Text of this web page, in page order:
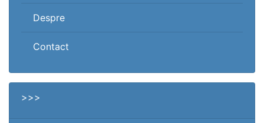
Despre
Contact
>>>